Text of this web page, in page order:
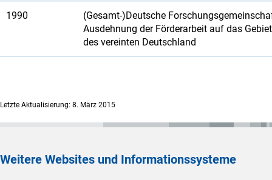
1990
(Gesamt-)Deutsche
Ausdehnung der Förderarbeit auf das Gebiet
des vereinten Deutschland
Letzte Aktualisierung: 8. März 2015
Weitere Websites und Informationssysteme